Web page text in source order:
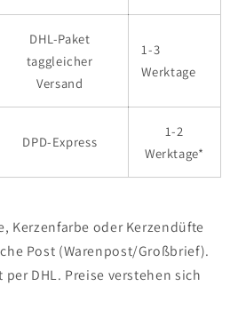
DHL-Paket
taggleicher
Versand
1-3
Werktage
DPD-Express
1-2
Werktage*
Kerzenfarbe oder Kerzendüfte
Post (Warenpost/Großbrief).
DHL. Preise verstehen sich